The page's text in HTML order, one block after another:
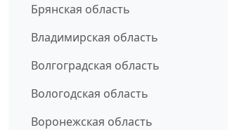
Брянская область
Владимирская область
Волгоградская область
Вологодская область
Воронежская область